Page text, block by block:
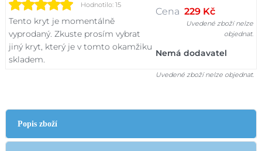
Hodnotilo: 15
Tento kryt je momentálně
vyprodaný. Zkuste prosím vybrat
jiný kryt, který je v tomto okamžiku
skladem.
Cena 229 Kč
Uvedené zboží nelze
objednat.
Nemá dodavatel
Uvedené zboží nelze objednat.
Popis zboží